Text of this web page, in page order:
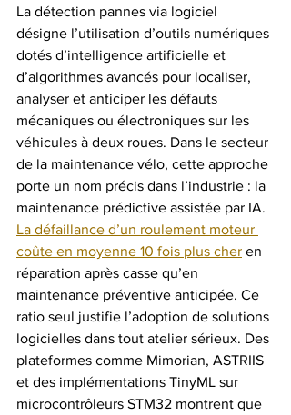
La détection pannes via logiciel
désigne l’utilisation d’outils numériques
dotés d’intelligence artificielle et
d’algorithmes avancés pour localiser,
analyser et anticiper les défauts
mécaniques ou électroniques sur les
véhicules à deux roues. Dans le secteur
de la maintenance vélo, cette approche
porte un nom précis dans l’industrie : la
maintenance prédictive assistée par IA.
La défaillance d’un roulement moteur
coûte en moyenne 10 fois plus cher en
réparation après casse qu’en
maintenance préventive anticipée. Ce
ratio seul justifie l’adoption de solutions
logicielles dans tout atelier sérieux. Des
plateformes comme Mimorian, ASTRIIS
et des implémentations TinyML sur
microcontrôleurs STM32 montrent que